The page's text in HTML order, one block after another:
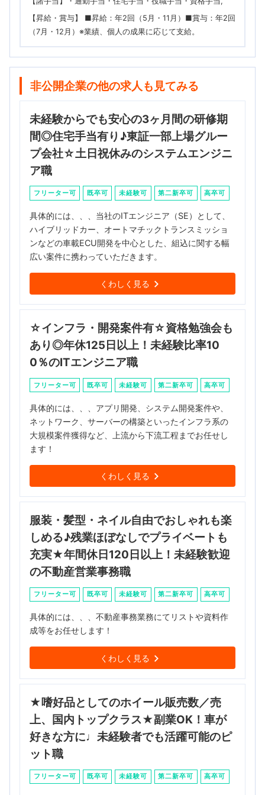
【昇給・賞与】 ■昇給：年2回（5月・11月）■賞与：年2回
（7月・12月）※業績、個人の成果に応じて支給。
非公開企業の他の求人も見てみる
未経験からでも安心の3ヶ月間の研修期
間◎住宅手当有り♪東証一部上場グルー
プ会社☆土日祝休みのシステムエンジニ
ア職
フリーター可 既卒可 未経験可 第二新卒可 高卒可
具体的には、、、当社のITエンジニア（SE）として、
ハイブリッドカー、オートマチックトランスミッショ
ンなどの車載ECU開発を中心とした、組込に関する幅
広い案件に携わっていただきます。
くわしく見る
☆インフラ・開発案件有☆資格勉強会も
あり◎年休125日以上！未経験比率10
0％のITエンジニア職
フリーター可 既卒可 未経験可 第二新卒可 高卒可
具体的には、、、アプリ開発、システム開発案件や、
ネットワーク、サーバーの構築といったインフラ系の
大規模案件獲得など、上流から下流工程までお任せし
ます！
くわしく見る
服装・髪型・ネイル自由でおしゃれも楽
しめる♪残業ほぼなしでプライベートも
充実★年間休日120日以上！未経験歓迎
の不動産営業事務職
フリーター可 既卒可 未経験可 第二新卒可 高卒可
具体的には、、、不動産事務業務にてリストや資料作
成等をお任せします！
くわしく見る
★嗜好品としてのホイール販売数／売
上、国内トップクラス★副業OK！車が
好きな方に♩未経験者でも活躍可能のピ
ット職
フリーター可 既卒可 未経験可 第二新卒可 高卒可